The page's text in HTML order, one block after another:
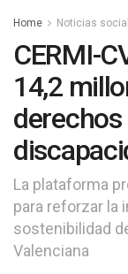
Home Noticias
CERMI-
14,2
La plataforma
para reforzar la
sostenibilidad
Valenciana